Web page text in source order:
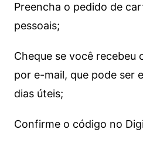
Preencha o pedido de
pessoais;
Cheque se você recebeu
por e-mail, que pode ser
dias úteis;
Confirme o código no